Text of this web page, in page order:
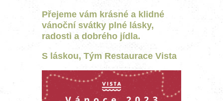
Přejeme vám krásné a klidné
vánoční svátky plné lásky,
radosti a dobrého jídla.
S láskou, Tým Restaurace Vista